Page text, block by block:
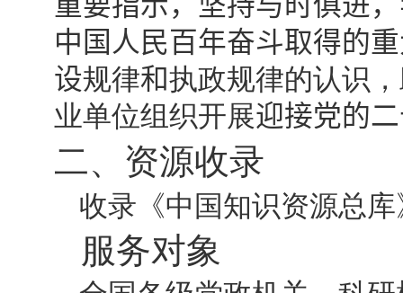
中国人民百年奋斗取得的
设规律和执政规律的认识
业单位组织开展迎接党的
二、资源收录
收录《中国知识资源总
服务对象